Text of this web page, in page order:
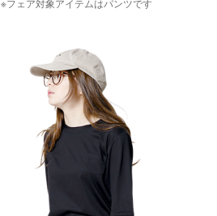
※フェア対象アイテムはパンツです